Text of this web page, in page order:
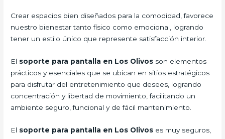
Crear espacios bien diseñados para la comodidad, favorece
nuestro bienestar tanto físico como emocional, logrando
tener un estilo único que represente satisfacción interior.
El soporte para pantalla en Los Olivos son elementos
prácticos y esenciales que se ubican en sitios estratégicos
para disfrutar del entretenimiento que desees, logrando
concentración y libertad de movimiento, facilitando un
ambiente seguro, funcional y de fácil mantenimiento.
El soporte para pantalla en Los Olivos es muy seguros,